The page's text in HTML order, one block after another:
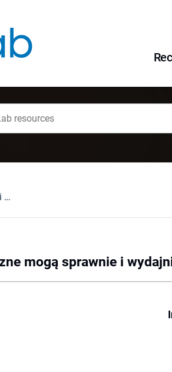
Czy nauki humanistyczne mogą sprawnie i wydajnie performować?
mogą sprawnie i